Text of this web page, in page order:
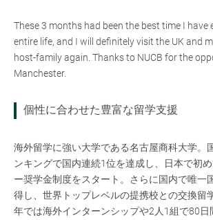
These 3 months had been the best time I have
entire life, and I will definitely visit the UK and
host-family again. Thanks to NUCB for the
Manchester.
個性に合わせた豊富な留学支援
海外留学に強い大学である名古屋商科大学。
ンキングで国内連続1位を達成し、日本で初
ー奨学金制度をスタート。さらに国内で唯一
得し、世界トップレベルの提携校との交換留
年では海外インターンシップや2人1組で80日